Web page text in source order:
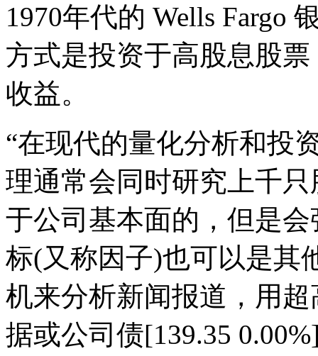
1970年代的 Wells Fargo
方式是投资于高股息股
收益。
“在现代的量化分析和投
理通常会同时研究上千
于公司基本面的，但是
标(又称因子)也可以是其
机来分析新闻报道，用
据或公司债[139.35